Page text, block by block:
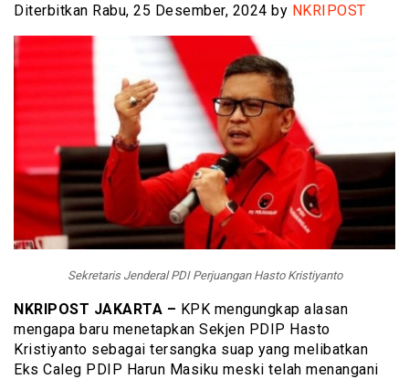
Diterbitkan Rabu, 25 Desember, 2024 by NKRIPOST
Sekretaris Jenderal PDI Perjuangan Hasto Kristiyanto
NKRIPOST JAKARTA – KPK mengungkap alasan
mengapa baru menetapkan Sekjen PDIP Hasto
Kristiyanto sebagai tersangka suap yang melibatkan
Eks Caleg PDIP Harun Masiku meski telah menangani